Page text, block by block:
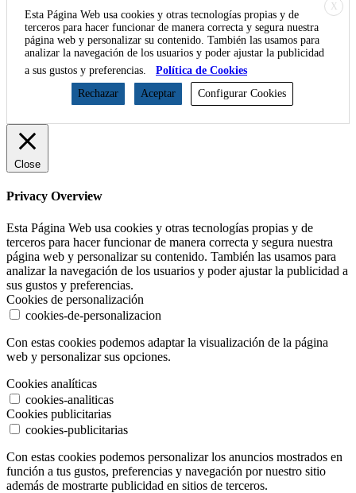
X
Esta Página Web usa cookies y otras tecnologías propias y de
terceros para hacer funcionar de manera correcta y segura nuestra
página web y personalizar su contenido. También las usamos para
analizar la navegación de los usuarios y poder ajustar la publicidad
a sus gustos y preferencias.
Política de Cookies
Rechazar
Aceptar Configurar Cookies
Close
Privacy Overview
Esta Página Web usa cookies y otras tecnologías propias y de
terceros para hacer funcionar de manera correcta y segura nuestra
página web y personalizar su contenido. También las usamos para
analizar la navegación de los usuarios y poder ajustar la publicidad a
sus gustos y preferencias.
Cookies de personalización
cookies-de-personalizacion
Con estas cookies podemos adaptar la visualización de la página
web y personalizar sus opciones.
Cookies analíticas
cookies-analiticas
Cookies publicitarias
cookies-publicitarias
Con estas cookies podemos personalizar los anuncios mostrados en
función a tus gustos, preferencias y navegación por nuestro sitio
además de mostrarte publicidad en sitios de terceros.